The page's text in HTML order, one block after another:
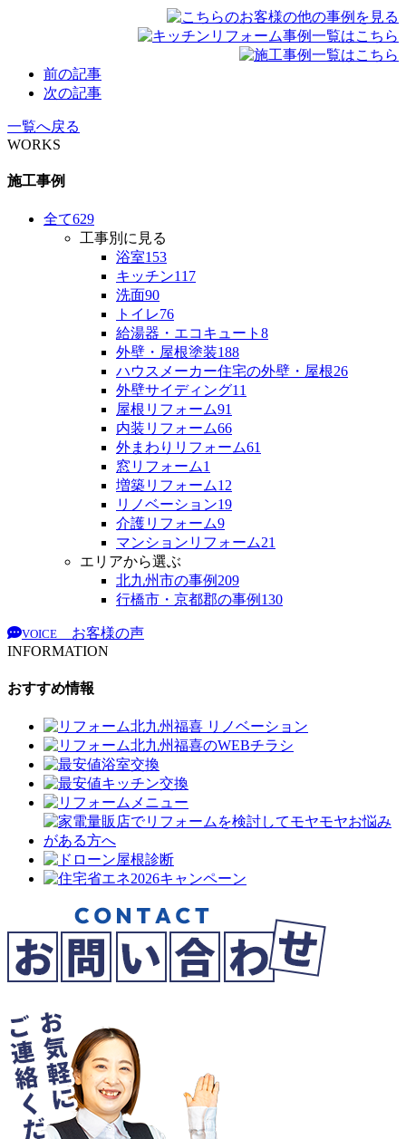
前の記事
次の記事
一覧へ戻る
WORKS
施工事例
全て629
工事別に見る
浴室153
キッチン117
洗面90
トイレ76
給湯器・エコキュート 8
外壁・屋根塗装188
ハウスメーカー住宅の外壁・屋根26
外壁サイディング11
屋根リフォーム91
内装リフォーム66
外まわりリフォーム61
窓リフォーム1
増築リフォーム12
リノベーション19
介護リフォーム9
マンションリフォーム21
エリアから選ぶ
北九州市の事例209
行橋市・京都郡の事例 130
VOICE
お客様の声
INFORMATION
おすすめ情報